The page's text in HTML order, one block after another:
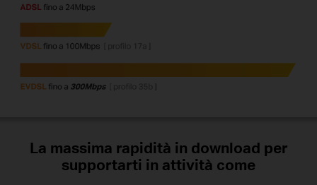
La massima rapidità in download per
supportarti in attività come